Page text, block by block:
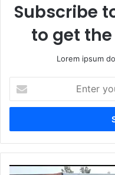
Subscribe
to get
Lorem ipsum
your
Email